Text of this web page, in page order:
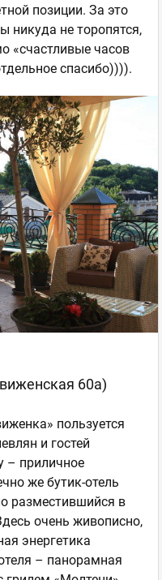
позиции. За это
никуда не торопятся,
«счастливые часов
спасибо)))).
60а)
пользуется
и гостей
– приличное
же бутик-отель
разместившийся в
очень живописно,
энергетика
– панорамная